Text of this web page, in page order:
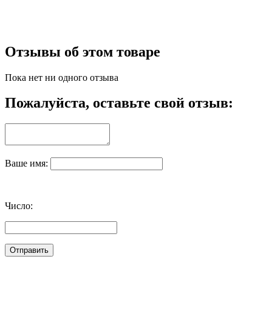
Отзывы об этом товаре
Пока нет ни одного отзыва
Пожалуйста, оставьте свой отзыв:
Ваше имя:
Число: